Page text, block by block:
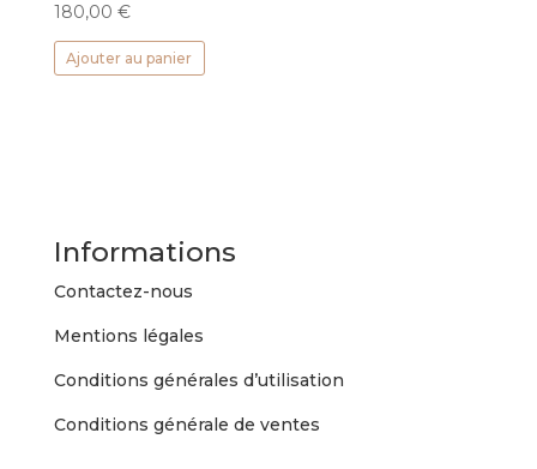
180,00 €
Ajouter au panier
Informations
Contactez-nous
Mentions légales
Conditions générales d’utilisation
Conditions générale de ventes